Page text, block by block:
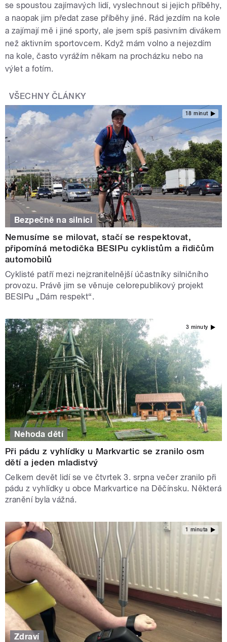
se spoustou zajímavých lidí, vyslechnout si jejich příběhy,
a naopak jim předat zase příběhy jiné. Rád jezdím na kole
a zajímají mě i jiné sporty, ale jsem spíš pasivním divákem
než aktivním sportovcem. Když mám volno a nejezdím
na kole, často vyrážím někam na procházku nebo na
výlet a fotím.
VŠECHNY ČLÁNKY
18 minut
Bezpečně na silnici
Nemusíme se milovat, stačí se respektovat,
připomíná metodička BESIPu cyklistům a řidičům
automobilů
Cyklisté patří mezi nejzranitelnější účastníky silničního
provozu. Právě jim se věnuje celorepublikový projekt
BESIPu „Dám respekt“.
3 minuty
Nehoda dětí
Při pádu z vyhlídky u Markvartic se zranilo osm
dětí a jeden mladistvý
Celkem devět lidí se ve čtvrtek 3. srpna večer zranilo při
pádu z vyhlídky u obce Markvartice na Děčínsku. Některá
zranění byla vážná.
1 minuta
Zdraví